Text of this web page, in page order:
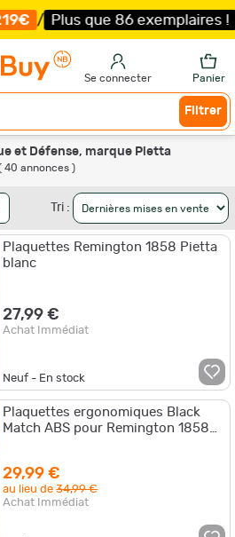
86 exemplaires ! /Livraison
Se connecter Panier
Filtrer
et Défense, marque Pietta
40 annonces )
Tri :
Plaquettes Remington 1858 Pietta
blanc
27,99 €
Achat Immédiat
Neuf - En stock
Plaquettes ergonomiques Black
Match ABS pour Remington 1858
29,99 €
au lieu de34,99 €
Achat Immédiat